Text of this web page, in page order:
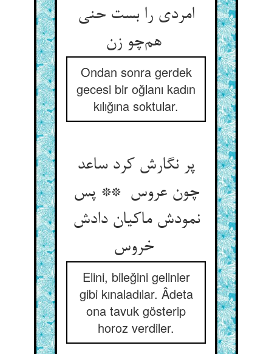
امردی را بست حنی
Ondan sonra gerdek
gecesi bir oğlanı kadın
kılığına soktular.
پر نگارش کرد ساعد
چون عروس ** پس
نمودش ماکیان دادش
Elini, bileğini gelinler
gibi kınaladılar. Âdeta
ona tavuk gösterip
horoz verdiler.